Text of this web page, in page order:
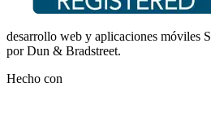
desarrollo web y aplicaciones móviles
por Dun & Bradstreet.
Hecho con